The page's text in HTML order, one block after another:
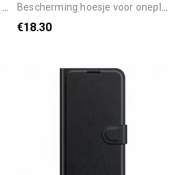
bescherming hoesje voor oneplus 9 pro folio-hoesje gewaxt kunstleer
€18.30